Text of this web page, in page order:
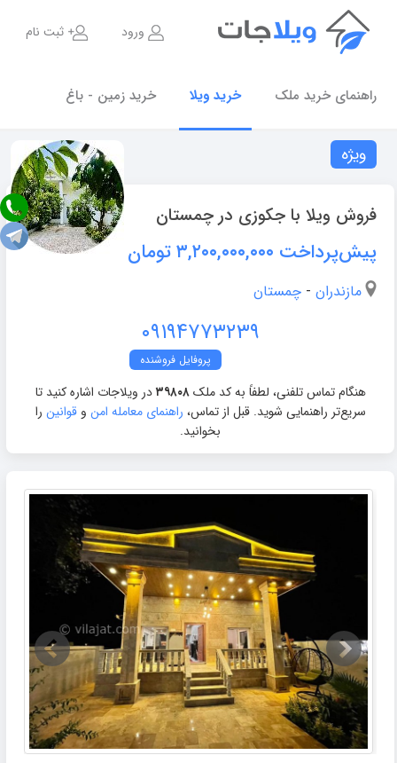
راهنمای خرید ملک خرید ویلا خرید زمین - باغ
ورود ثبت نام
فروش ویلا با جکوزی در چمستان
ویژه
پیش‌پرداخت ۳,۲۰۰,۰۰۰,۰۰۰ تومان
مازندران - چمستان
۰۹۱۹۴۷۷۳۲۳۹
پروفایل فروشنده
هنگام تماس تلفنی، لطفاً به کد ملک۳۹۸۰۸در ویلاجات اشاره کنید تا
سریع‌تر راهنمایی شوید. قبل از تماس، راهنمای معامله امن و قوانین را
بخوانید.